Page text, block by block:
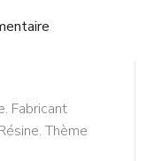
Fabricant
Thème